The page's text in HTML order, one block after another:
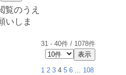
覧のうえ
いしま
31 - 40件 / 1078件
1 2 3 4 5 6 ... 108